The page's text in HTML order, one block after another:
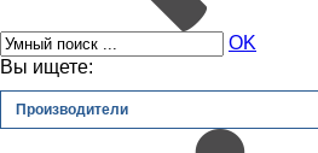
OK
Вы ищете:
Производители